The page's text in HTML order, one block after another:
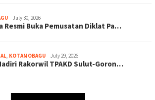
July 30, 2026
Resmi Buka Pemusatan Diklat Pa…
, KOTAMOBAGU July 29, 2026
Rakorwil TPAKD Sulut-Goron…